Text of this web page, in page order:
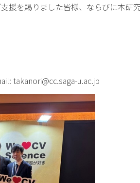
援を賜りました皆様、ならびに本研
takanori@cc.saga-u.ac.jp